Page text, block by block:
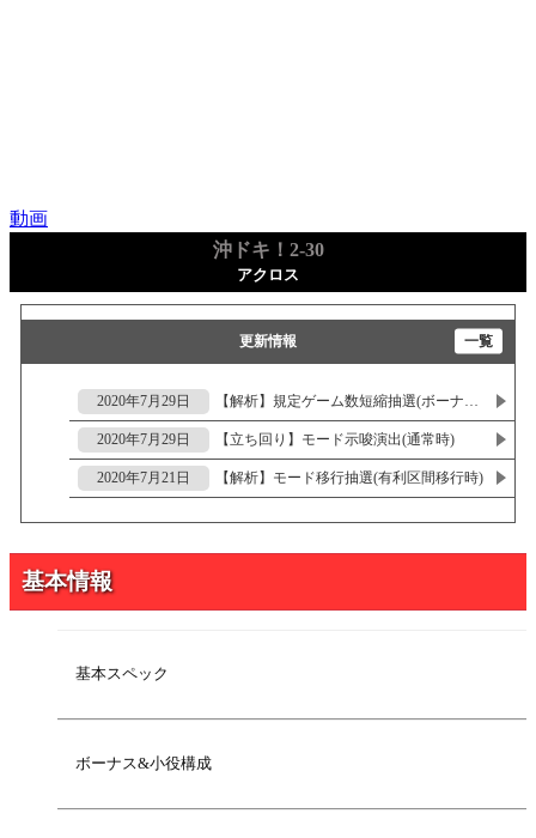
動画
沖ドキ！2-30
アクロス
更新情報 一覧
2020年7月29日 【解析】規定ゲーム数短縮抽選(ボーナス開始時)
2020年7月29日 【立ち回り】モード示唆演出(通常時)
2020年7月21日 【解析】モード移行抽選(有利区間移行時)
2020年7月21日 【解析】モード移行抽選
2020年7月7日
2020年6月29日
基本情報
基本スペック
ボーナス&小役構成